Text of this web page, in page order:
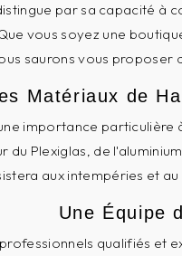
par sa capacité à
vous soyez une
saurons vous proposer
Matériaux de
importance particulière
du Plexiglas, de
aux intempéries et
Une Équipe
qualifiés et